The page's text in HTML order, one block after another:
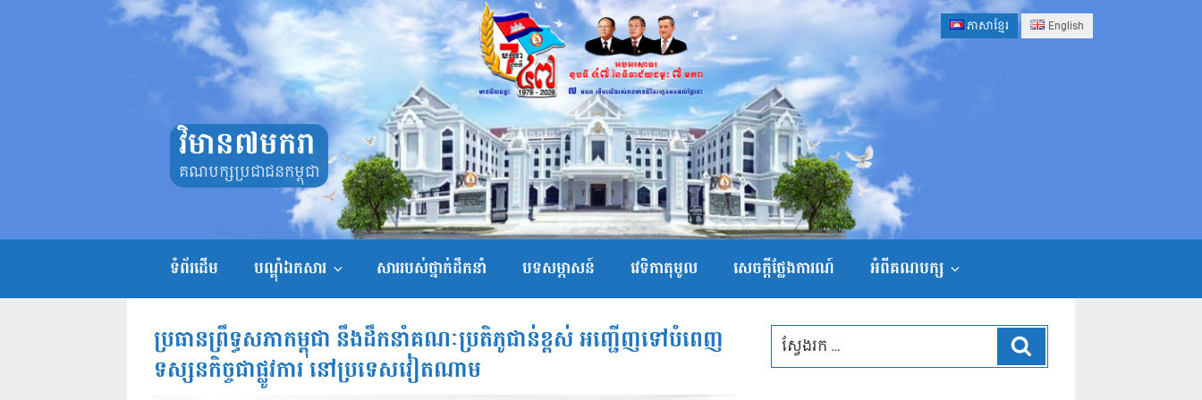
ភាសាខ្មែរ English
វិមាន៧មករា
គណបក្សប្រជាជនកម្ពុជា
ទំព័រដើម បណ្តុំឯកសារ សាររបស់ថ្នាក់ដឹកនាំ បទសម្ភាសន៍ វេទិកាតុមូល សេចក្ដីថ្លែងការណ៍ អំពីគណបក្ស
ប្រធានព្រឹទ្ធសភាកម្ពុជា នឹងដឹកនាំគណៈប្រតិភូជាន់ខ្ពស់ អញ្ជើញទៅបំពេញ
ទស្សនកិច្ចជាផ្លូវការ នៅប្រទេសវៀតណាម